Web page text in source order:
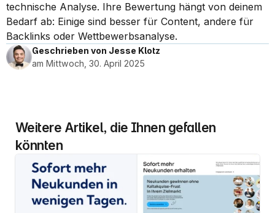
technische Analyse. Ihre Bewertung hängt von deinem
Bedarf ab: Einige sind besser für Content, andere für
Backlinks oder Wettbewerbsanalyse.
Geschrieben von Jesse Klotz
am Mittwoch, 30. April 2025
Weitere Artikel, die Ihnen gefallen
könnten